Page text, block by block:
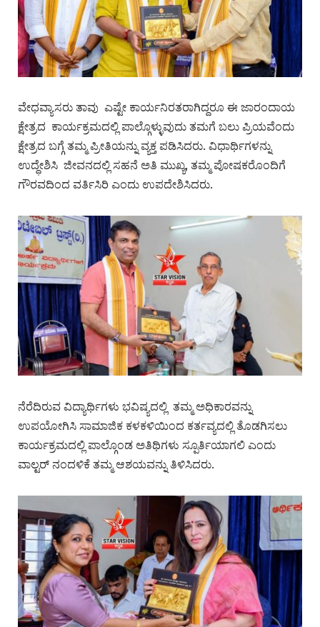
ವೇಧವ್ಯಾಸರು ತಾವು ಎಷ್ಟೇ ಕಾರ್ಯನಿರತರಾಗಿದ್ದರೂ ಈ ಜಾರಂದಾಯ
ಕ್ಷೇತ್ರದ ಕಾರ್ಯಕ್ರಮದಲ್ಲಿ ಪಾಲ್ಗೊಳ್ಳುವುದು ತಮಗೆ ಬಲು ಪ್ರಿಯವೆಂದು
ಕ್ಷೇತ್ರದ ಬಗ್ಗೆ ತಮ್ಮ ಪ್ರೀತಿಯನ್ನು ವ್ಯಕ್ತ ಪಡಿಸಿದರು. ವಿಧಾರ್ಥಿಗಳನ್ನು
ಉದ್ಧೇಶಿಸಿ ಜೀವನದಲ್ಲಿ ಸಹನೆ ಅತಿ ಮುಖ್ಯ, ತಮ್ಮ ಪೋಷಕರೊಂದಿಗೆ
ಗೌರವದಿಂದ ವರ್ತಿಸಿರಿ ಎಂದು ಉಪದೇಶಿಸಿದರು.
ನೆರೆದಿರುವ ವಿದ್ಯಾರ್ಥಿಗಳು ಭವಿಷ್ಯದಲ್ಲಿ ತಮ್ಮ ಅಧಿಕಾರವನ್ನು
ಉಪಯೋಗಿಸಿ ಸಾಮಾಜಿಕ ಕಳಕಳಿಯಿಂದ ಕರ್ತವ್ಯದಲ್ಲಿ ತೊಡಗಿಸಲು
ಕಾರ್ಯಕ್ರಮದಲ್ಲಿ ಪಾಲ್ಗೊಂಡ ಅತಿಥಿಗಳು ಸ್ಪೂರ್ತಿಯಾಗಲಿ ಎಂದು
ವಾಲ್ಟರ್ ನಂದಳಿಕೆ ತಮ್ಮ ಆಶಯವನ್ನು ತಿಳಿಸಿದರು.